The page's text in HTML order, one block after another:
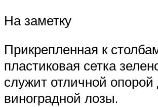
На заметку
Прикрепленная к
пластиковая сетка
служит отличной опорой
виноградной лозы.